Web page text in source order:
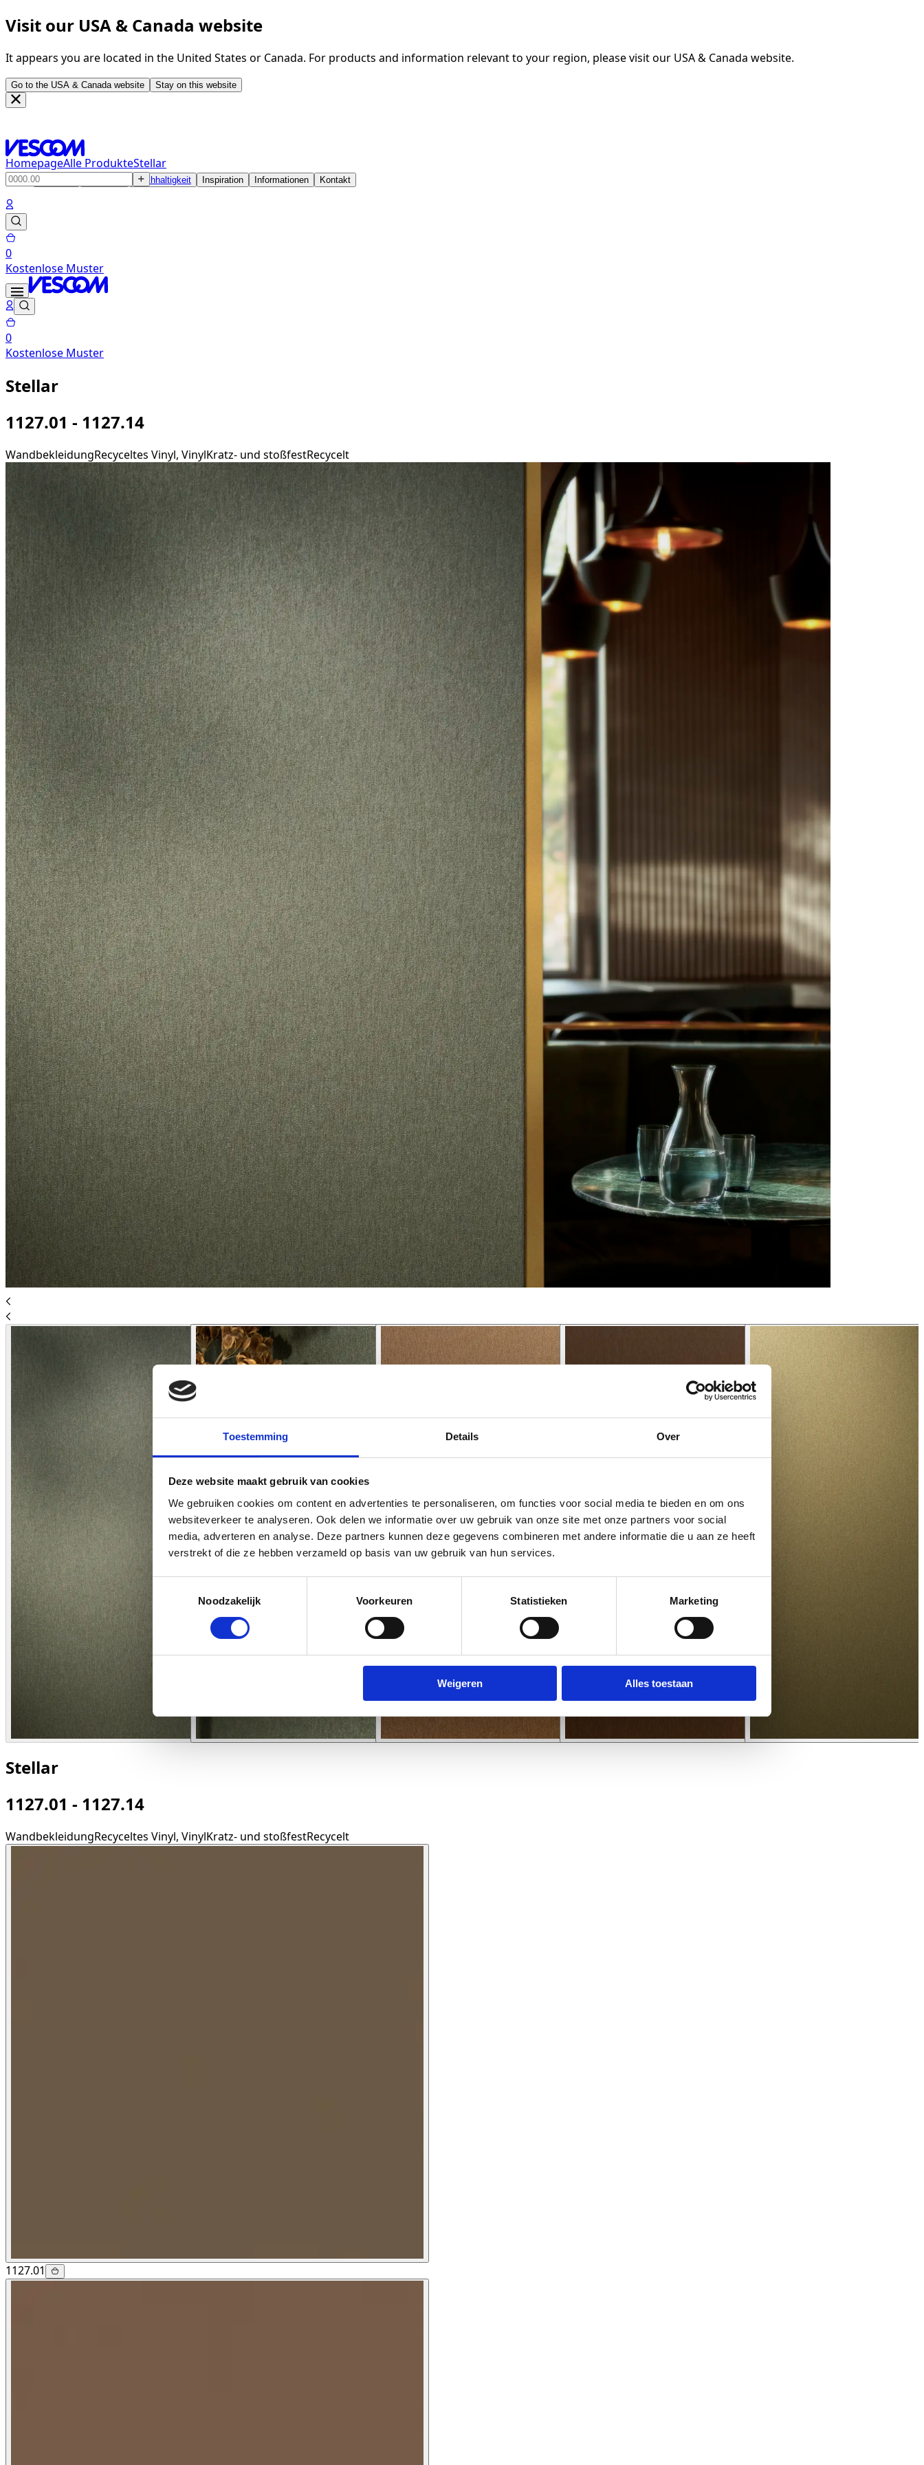
Toestemming Details Over
Deze website maakt gebruik van cookies
We gebruiken cookies om content en advertenties te personaliseren, om functies voor social media te bieden en om ons
websiteverkeer te analyseren. Ook delen we informatie over uw gebruik van onze site met onze partners voor social
media, adverteren en analyse. Deze partners kunnen deze gegevens combineren met andere informatie die u aan ze heeft
verstrekt of die ze hebben verzameld op basis van uw gebruik van hun services.
Noodzakelijk
Voorkeuren Statistieken Marketing
Weigeren Alles toestaan
Visit our USA & Canada website
It appears you are located in the United States or Canada. For products and information relevant to your region, please visit our USA & Canada website.
Go to the USA & Canada website Stay on this website
HomepageAlle ProdukteStellar
Produkte Nachhaltigkeit Inspiration Informationen Kontakt
0
Kostenlose Muster
0
Kostenlose Muster
Stellar
1127.01 - 1127.14
WandbekleidungRecyceltes Vinyl, VinylKratz- und stoßfestRecycelt
Stellar
1127.01 - 1127.14
WandbekleidungRecyceltes Vinyl, VinylKratz- und stoßfestRecycelt
1127.01